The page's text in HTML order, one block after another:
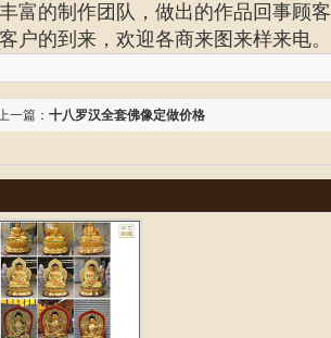
富的制作团队，做出的作品回事顾客
户的到来，欢迎各商来图来样来电。
一篇： 十八罗汉全套佛像定做价格